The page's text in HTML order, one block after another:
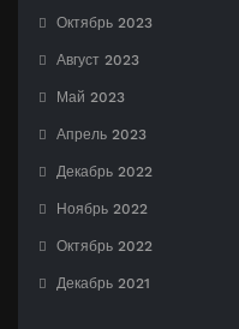
Октябрь 2023
Август 2023
Май 2023
Апрель 2023
Декабрь 2022
Ноябрь 2022
Октябрь 2022
Декабрь 2021